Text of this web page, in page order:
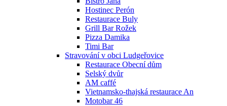
Hostinec Perón
Restaurace Buly
Grill Bar Rožek
Pizza Damika
Timi Bar
Stravování v obci Ludgeřovice
Restaurace Obecní dům
Selský dvůr
AM caffé
Vietnamsko-thajská restaurace An
Motobar 46